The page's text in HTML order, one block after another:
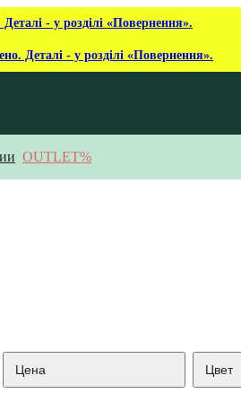
- у розділі «Повернення».
Деталі - у розділі «Повернення».
OUTLET%
Цена Цвет